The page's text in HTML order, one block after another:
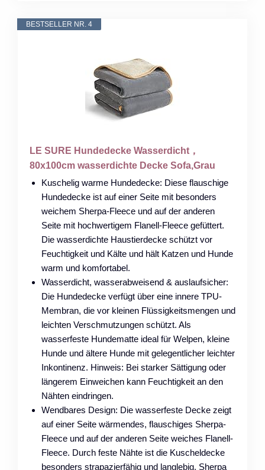
BESTSELLER NR. 4
LE SURE Hundedecke Wasserdicht，
80x100cm wasserdichte Decke Sofa,Grau
Kuschelig warme Hundedecke: Diese flauschige
Hundedecke ist auf einer Seite mit besonders
weichem Sherpa-Fleece und auf der anderen
Seite mit hochwertigem Flanell-Fleece gefüttert.
Die wasserdichte Haustierdecke schützt vor
Feuchtigkeit und Kälte und hält Katzen und Hunde
warm und komfortabel.
Wasserdicht, wasserabweisend & auslaufsicher:
Die Hundedecke verfügt über eine innere TPU-
Membran, die vor kleinen Flüssigkeitsmengen und
leichten Verschmutzungen schützt. Als
wasserfeste Hundematte ideal für Welpen, kleine
Hunde und ältere Hunde mit gelegentlicher leichter
Inkontinenz. Hinweis: Bei starker Sättigung oder
längerem Einweichen kann Feuchtigkeit an den
Nähten eindringen.
Wendbares Design: Die wasserfeste Decke zeigt
auf einer Seite wärmendes, flauschiges Sherpa-
Fleece und auf der anderen Seite weiches Flanell-
Fleece. Durch feste Nähte ist die Kuscheldecke
besonders strapazierfähig und langlebig. Sherpa